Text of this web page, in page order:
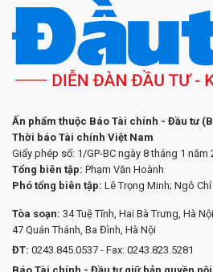
Ấn phẩm thuộc Báo Tài chính - Đầu tư
Thời báo Tài chính Việt Nam
Giấy phép số: 1/GP-BC ngày 8 tháng 1 năm
Tổng biên tập: Phạm Văn Hoành
Phó tổng biên tập: Lê Trọng Minh; Ngô
Tòa soạn: 34 Tuệ Tĩnh, Hai Bà Trưng, Hà Nội
47 Quán Thánh, Ba Đình, Hà Nội
ĐT: 0243.845.0537 - Fax: 0243.823.5281